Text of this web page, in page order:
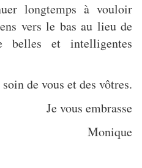
longtemps à vouloir
vers le bas au lieu de
et intelligentes
de vous et des vôtres.
Je vous embrasse
Monique